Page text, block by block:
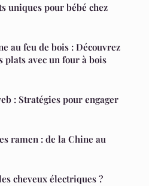
uniques pour bébé chez
au feu de bois : Découvrez
plats avec un four à bois
: Stratégies pour engager
ramen : de la Chine au
cheveux électriques ?